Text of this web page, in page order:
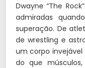
Dwayne “The
admiradas
superação. De
de wrestling e
um corpo invejável
do que